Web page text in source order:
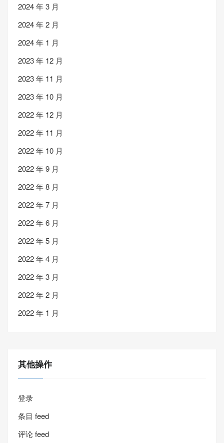
2024 年 3 月
2024 年 2 月
2024 年 1 月
2023 年 12 月
2023 年 11 月
2023 年 10 月
2022 年 12 月
2022 年 11 月
2022 年 10 月
2022 年 9 月
2022 年 8 月
2022 年 7 月
2022 年 6 月
2022 年 5 月
2022 年 4 月
2022 年 3 月
2022 年 2 月
2022 年 1 月
其他操作
登录
条目 feed
评论 feed